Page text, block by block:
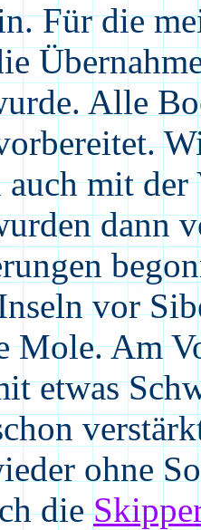
Für die
Alle
mit der
dann
vor
Mole. Am
etwas
ohne
die